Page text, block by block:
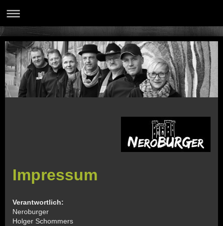
Impressum
Verantwortlich:
Neroburger
Holger Schommers